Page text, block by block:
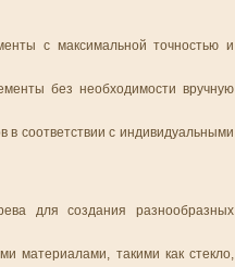
с максимальной точностью и
без необходимости вручную
соответствии с индивидуальными
для создания разнообразных
материалами, такими как стекло,